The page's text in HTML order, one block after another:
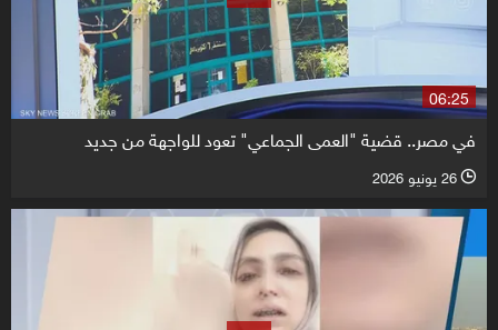
06:25
في مصر.. قضية "العمى الجماعي" تعود للواجهة من جديد
l 26 يونيو 2026